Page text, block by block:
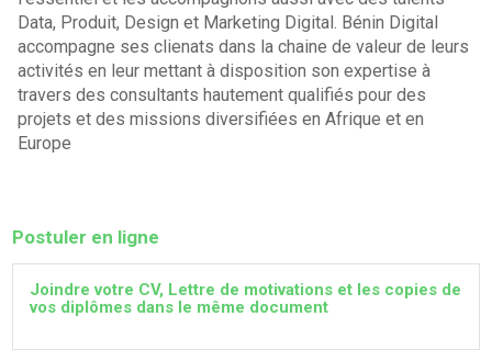
Data, Produit, Design et Marketing Digital. Bénin Digital
accompagne ses clienats dans la chaine de valeur de leurs
activités en leur mettant à disposition son expertise à
travers des consultants hautement qualifiés pour des
projets et des missions diversifiées en Afrique et en
Europe
Postuler en ligne
Joindre votre CV, Lettre de motivations et les copies de
vos diplômes dans le même document